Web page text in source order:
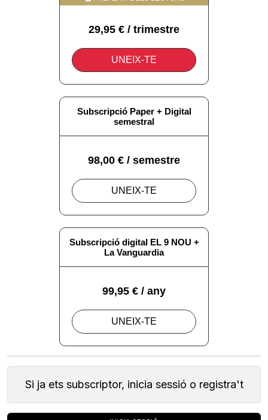
Si ja ets subscriptor, inicia sessió o registra't